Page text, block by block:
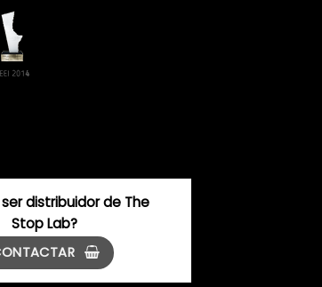
distribuidor de The
Stop Lab?